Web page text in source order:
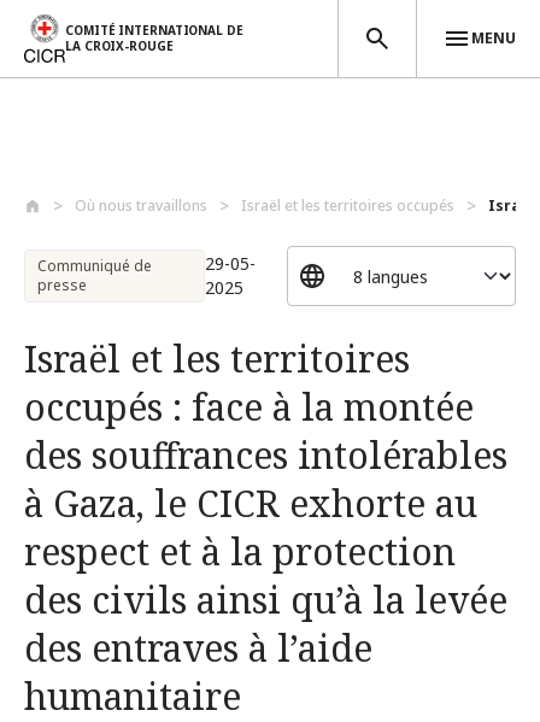
COMITÉ INTERNATIONAL DE
LA CROIX-ROUGE
MENU
Où nous travaillons Israël et les territoires occupés Israël
Communiqué de
presse
29-05-
2025
Israël et les territoires
occupés : face à la montée
des souffrances intolérables
à Gaza, le CICR exhorte au
respect et à la protection
des civils ainsi qu’à la levée
des entraves à l’aide
humanitaire